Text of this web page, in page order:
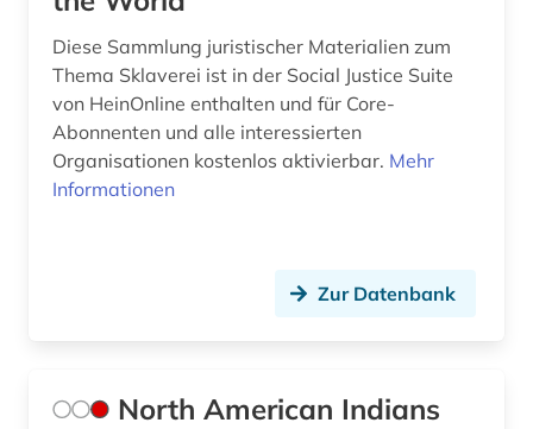
Diese Sammlung juristischer Materialien zum
Thema Sklaverei ist in der Social Justice Suite
von HeinOnline enthalten und für Core-
Abonnenten und alle interessierten
Organisationen kostenlos aktivierbar. Mehr
Informationen
Zur Datenbank
North American Indians